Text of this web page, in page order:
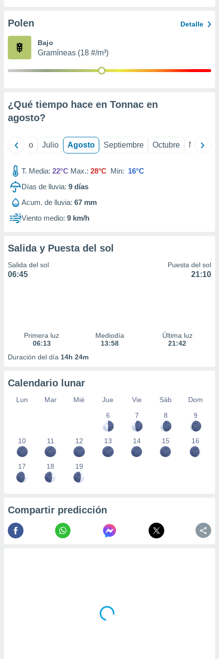
e
mediante
publicidad
publicidad
de
Polen Detalle
Bajo
Gramíneas (18 #/m³)
¿Qué tiempo hace en Tonnac en
agosto?
Junio Julio Agosto Septiembre Octubre
T. Media: 22°C Max.: 28°C Min: 16°C
Días de lluvia: 9 días
Acum. de lluvia: 67 mm
Viento medio: 9 km/h
Salida y Puesta del sol
Salida del sol
06:45
Puesta del sol
21:10
Primera luz
06:13
Mediodía
13:58
Última luz
21:42
Duración del día 14h 24m
Calendario lunar
Lun Mar Mié Jue Vie Sáb
Dom
6
7 8 9
10 11 12 13 14 15 16
17 18 19
Compartir predicción